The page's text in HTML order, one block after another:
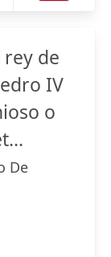
de
IV
o
De